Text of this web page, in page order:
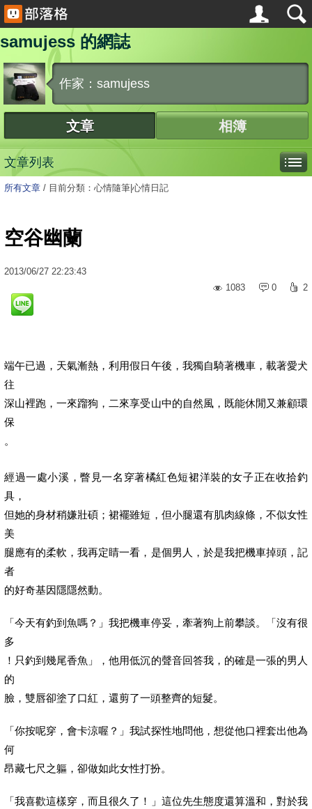
samujess 的網誌
作家：samujess
文章 相簿
文章列表
所有文章 / 目前分類：心情隨筆|心情日記
空谷幽蘭
2013/06/27 22:23:43
1083
0 2
端午已過，天氣漸熱，利用假日午後，我獨自騎著機車，載著愛犬
往
深山裡跑，一來蹓狗，二來享受山中的自然風，既能休閒又兼顧環
保
。
經過一處小溪，瞥見一名穿著橘紅色短裙洋裝的女子正在收拾釣
具，
但她的身材稍嫌壯碩；裙襬雖短，但小腿還有肌肉線條，不似女性
美
腿應有的柔軟，我再定睛一看，是個男人，於是我把機車掉頭，記
者
的好奇基因隱隱然動。
「今天有釣到魚嗎？」我把機車停妥，牽著狗上前攀談。「沒有很
多
！只釣到幾尾香魚」，他用低沉的聲音回答我，的確是一張的男人
的
臉，雙唇卻塗了口紅，還剪了一頭整齊的短髮。
「你按呢穿，會卡涼喔？」我試探性地問他，想從他口裡套出他為
何
昂藏七尺之軀，卻做如此女性打扮。
「我喜歡這樣穿，而且很久了！」這位先生態度還算溫和，對於我